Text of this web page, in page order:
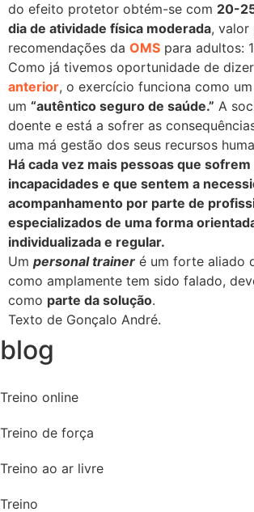
do efeito protetor obtém-se com 20-
dia de atividade física moderada, valor
recomendações da OMS para adultos:
Como já tivemos oportunidade de
anterior, o exercício funciona como
um “autêntico seguro de saúde.” A
doente e está a sofrer as
uma má gestão dos seus recursos
Há cada vez mais pessoas que
incapacidades e que sentem a
acompanhamento por parte de
especializados de uma forma
individualizada e regular.
Um personal trainer é um forte aliado
como amplamente tem sido falado,
como parte da solução.
Texto de Gonçalo André.
blog
Treino online
Treino de força
Treino ao ar livre
Treino